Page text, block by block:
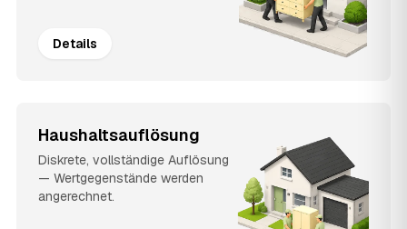
Details
Haushaltsauflösung
Diskrete, vollständige Auflösung
— Wertgegenstände werden
angerechnet.